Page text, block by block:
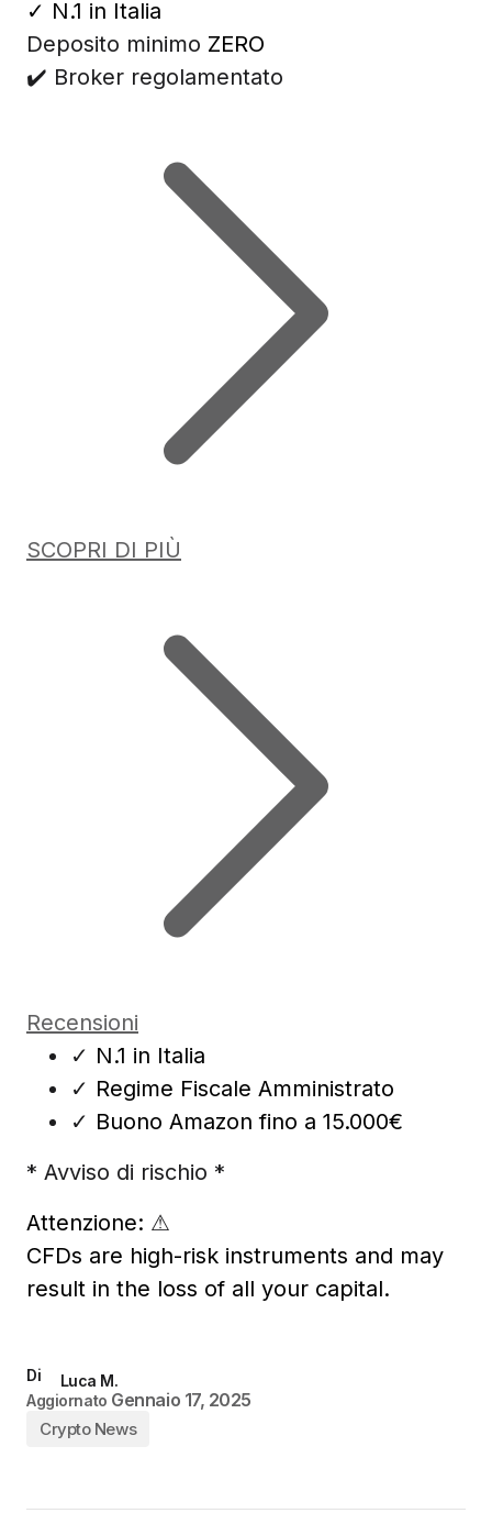
✓ N.1 in Italia
Deposito minimo ZERO
✔️ Broker regolamentato
SCOPRI DI PIÙ
Recensioni
✓ N.1 in Italia
✓ Regime Fiscale Amministrato
✓ Buono Amazon fino a 15.000€
* Avviso di rischio *
Attenzione: ⚠
CFDs are high-risk instruments and may
result in the loss of all your capital.
Di
Luca M.
Aggiornato Gennaio 17, 2025
Crypto News